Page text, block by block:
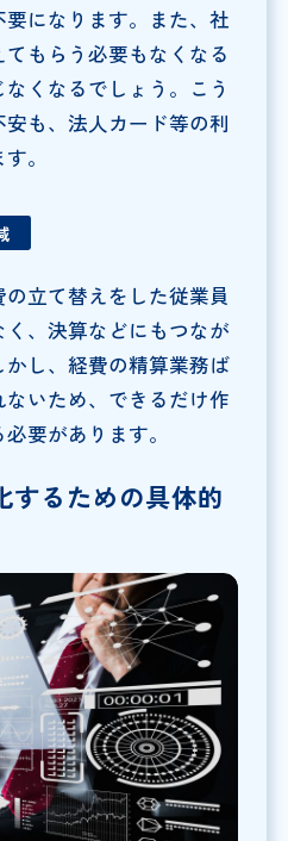
になります。また、社
もらう必要もなくなる
くなるでしょう。こう
も、法人カード等の利
。
立て替えをした従業員
、決算などにもつなが
し、経費の精算業務ば
いため、できるだけ作
要があります。
するための具体的